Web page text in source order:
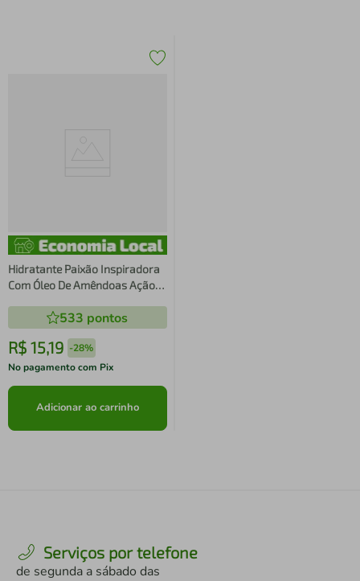
Hidratante Paixão Inspiradora
Com Óleo De Amêndoas Ação
533 pontos
R$ 15,19 -28%
No pagamento com Pix
Adicionar ao carrinho
Serviços por telefone
de segunda a sábado das